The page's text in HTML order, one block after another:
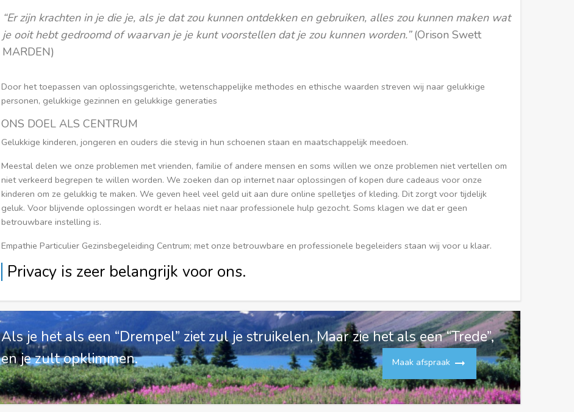
“Er zijn krachten in je die je, als je dat zou kunnen ontdekken en gebruiken, alles zou kunnen maken wat
je ooit hebt gedroomd of waarvan je je kunt voorstellen dat je zou kunnen worden.”(Orison Swett
MARDEN)
Door het toepassen van oplossingsgerichte, wetenschappelijke methodes en ethische waarden streven wij naar gelukkige
personen, gelukkige gezinnen en gelukkige generaties
ONS DOEL ALS CENTRUM
Gelukkige kinderen, jongeren en ouders die stevig in hun schoenen staan en maatschappelijk meedoen.
Meestal delen we onze problemen met vrienden, familie of andere mensen en soms willen we onze problemen niet vertellen om
niet verkeerd begrepen te willen worden. We zoeken dan op internet naar oplossingen of kopen dure cadeaus voor onze
kinderen om ze gelukkig te maken. We geven heel veel geld uit aan dure online spelletjes of kleding. Dit zorgt voor tijdelijk
geluk. Voor blijvende oplossingen wordt er helaas niet naar professionele hulp gezocht. Soms klagen we dat er geen
betrouwbare instelling is.
Empathie Particulier Gezinsbegeleiding Centrum; met onze betrouwbare en professionele begeleiders staan wij voor u klaar.
Privacy is zeer belangrijk voor ons.
Als je het als een “Drempel” ziet zul je struikelen, Maar zie het als een “Trede”,
en je zult opklimmen.
Maak afspraak arrow_right_alt